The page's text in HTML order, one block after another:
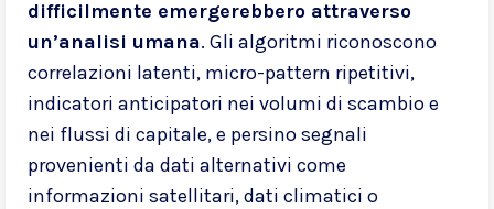
difficilmente emergerebbero attraverso
un’analisi umana. Gli algoritmi riconoscono
correlazioni latenti, micro-pattern ripetitivi,
indicatori anticipatori nei volumi di scambio e
nei flussi di capitale, e persino segnali
provenienti da dati alternativi come
informazioni satellitari, dati climatici o